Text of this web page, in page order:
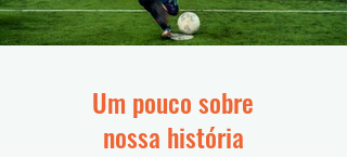
Um pouco sobre
nossa história